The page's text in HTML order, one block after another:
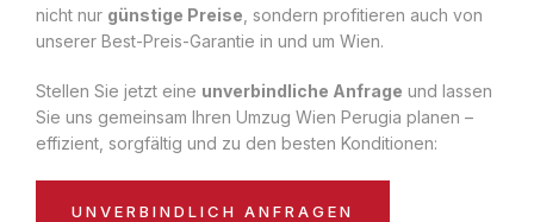
nicht nur günstige Preise , sondern profitieren auch von
unserer Best-Preis-Garantie in und um Wien.
Stellen Sie jetzt eine unverbindliche Anfrage und lassen
Sie uns gemeinsam Ihren Umzug Wien Perugia planen –
effizient, sorgfältig und zu den besten Konditionen:
UNVERBINDLICH ANFRAGEN